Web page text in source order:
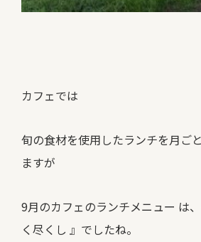
カフェでは
旬の食材を使用したランチを月ご
ますが
9月のカフェのランチメニュー は
く尽くし 』でしたね。